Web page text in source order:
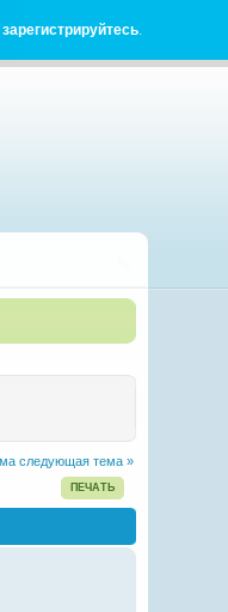
зарегистрируйтесь.
следующая тема »
ПЕЧАТЬ